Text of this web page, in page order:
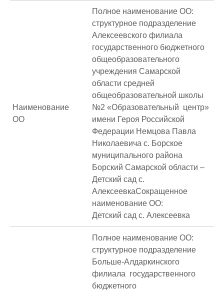
Наименование
ОО
Полное наименование ОО:
структурное подразделение
Алексеевского филиала
государственного бюджетного
общеобразовательного
учреждения Самарской
области средней
общеобразовательной школы
№2 «Образовательный центр»
имени Героя Российской
Федерации Немцова Павла
Николаевича с. Борское
муниципального района
Борский Самарской области –
Детский сад с.
АлексеевкаСокращенное
наименование ОО:
Детский сад с. Алексеевка
Полное наименование ОО:
структурное подразделение
Больше-Алдаркинского
филиала государственного
бюджетного